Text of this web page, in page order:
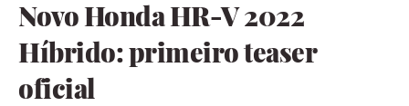
Novo Honda HR-V 2022
Híbrido: primeiro teaser
oficial